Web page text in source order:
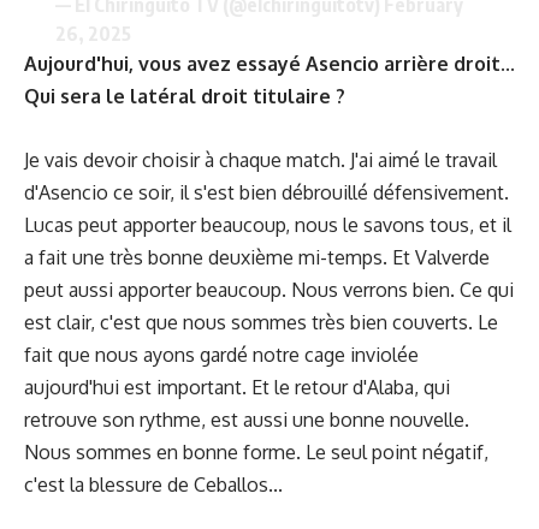
Aujourd'hui, vous avez essayé Asencio arrière droit...
Qui sera le latéral droit titulaire ?
Je vais devoir choisir à chaque match. J'ai aimé le travail
d'Asencio ce soir, il s'est bien débrouillé défensivement.
Lucas peut apporter beaucoup, nous le savons tous, et il
a fait une très bonne deuxième mi-temps. Et Valverde
peut aussi apporter beaucoup. Nous verrons bien. Ce qui
est clair, c'est que nous sommes très bien couverts. Le
fait que nous ayons gardé notre cage inviolée
aujourd'hui est important. Et le retour d'Alaba, qui
retrouve son rythme, est aussi une bonne nouvelle.
Nous sommes en bonne forme. Le seul point négatif,
c'est la blessure de Ceballos...